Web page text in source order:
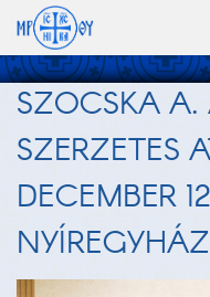
SZOCSKA A.
SZERZETES
DECEMBER